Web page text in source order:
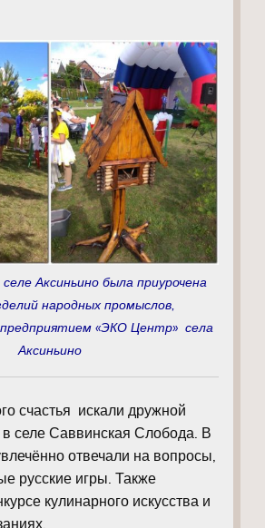
Аксиньино была приурочена
народных промыслов,
«ЭКО Центр» села
Аксиньино
счастья искали дружной
селе Саввинская Слобода. В
отвечали на вопросы,
русские игры. Также
кулинарного искусства и